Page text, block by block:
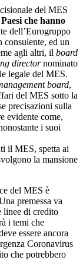
del MES
che hanno
dell’Eurogruppo
ed un
agli altri, il board
directornominato
legale del MES.
board,
del MES sotto la
precisazioni sulla
evidente come,
i suoi
il MES, spetta ai
la mansione
del MES è
premessa va
linee di credito
i temi che
essere ancora
Coronavirus
che potrebbero